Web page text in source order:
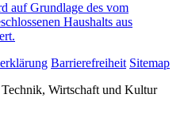
auf Grundlage des vom
Haushalts aus
Barrierefreiheit Sitemap
Wirtschaft und Kultur